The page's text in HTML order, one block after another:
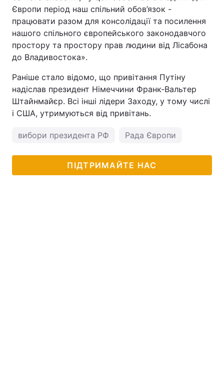
Європи період наш спільний обов’язок -
працювати разом для консолідації та посилення
нашого спільного європейського законодавчого
простору та простору прав людини від Лісабона
до Владивостока».
Раніше стало відомо, що привітання Путіну
надіслав президент Німеччини Франк-Вальтер
Штайнмайєр. Всі інші лідери Заходу, у тому числі
і США, утримуються від привітань.
вибори президента РФ Рада Європи
ПІДТРИМАЙТЕ НАС